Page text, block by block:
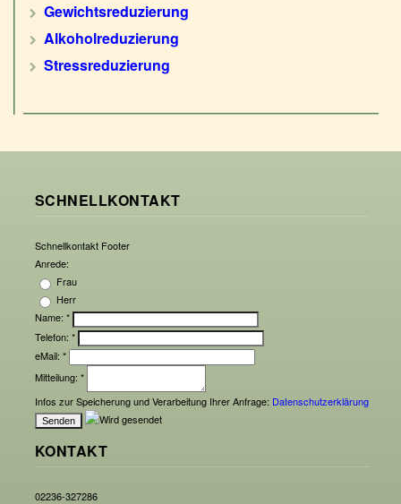
Gewichtsreduzierung
Alkoholreduzierung
Stressreduzierung
SCHNELLKONTAKT
Schnellkontakt Footer
Anrede:
Frau
Herr
Name: *
Telefon: *
eMail: *
Mitteilung: *
Infos zur Speicherung und Verarbeitung Ihrer Anfrage: Datenschutzerklärung
KONTAKT
02236-327286